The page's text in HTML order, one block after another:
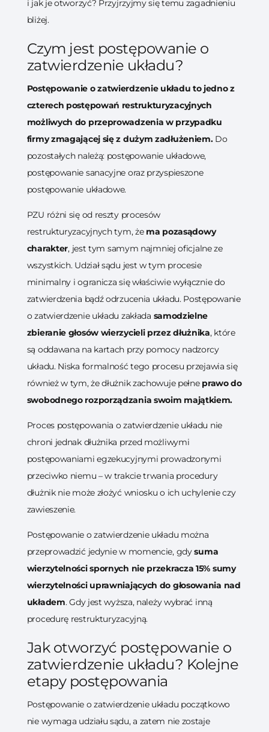
i jak je otworzyć? Przyjrzyjmy się temu zagadnieniu
bliżej.
Czym jest postępowanie o
zatwierdzenie układu?
Postępowanie o zatwierdzenie układu to jedno z
czterech postępowań restrukturyzacyjnych
możliwych do przeprowadzenia w przypadku
firmy zmagającej się z dużym zadłużeniem.Do
pozostałych należą: postępowanie układowe,
postępowanie sanacyjne oraz przyspieszone
postępowanie układowe.
PZU różni się od reszty procesów
restrukturyzacyjnych tym, że ma pozasądowy
charakter, jest tym samym najmniej oficjalne ze
wszystkich. Udział sądu jest w tym procesie
minimalny i ogranicza się właściwie wyłącznie do
zatwierdzenia bądź odrzucenia układu. Postępowanie
o zatwierdzenie układu zakłada samodzielne
zbieranie głosów wierzycieli przez dłużnika, które
są oddawana na kartach przy pomocy nadzorcy
układu. Niska formalność tego procesu przejawia się
również w tym, że dłużnik zachowuje pełne prawo do
swobodnego rozporządzania swoim majątkiem.
Proces postępowania o zatwierdzenie układu nie
chroni jednak dłużnika przed możliwymi
postępowaniami egzekucyjnymi prowadzonymi
przeciwko niemu – w trakcie trwania procedury
dłużnik nie może złożyć wniosku o ich uchylenie czy
zawieszenie.
Postępowanie o zatwierdzenie układu można
przeprowadzić jedynie w momencie, gdysuma
wierzytelności spornych nie przekracza 15% sumy
wierzytelności uprawniających do głosowania nad
układem. Gdy jest wyższa, należy wybrać inną
procedurę restrukturyzacyjną.
Jak otworzyć postępowanie o
zatwierdzenie układu? Kolejne
etapy postępowania
Postępowanie o zatwierdzenie układu początkowo
nie wymaga udziału sądu, a zatem nie zostaje